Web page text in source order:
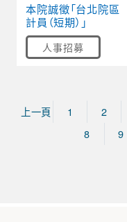
本院誠徵「台北院
計員（短期）」
人事招募
上一頁 1 2
8
9